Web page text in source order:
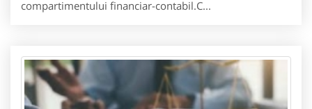
compartimentului financiar-contabil.C...